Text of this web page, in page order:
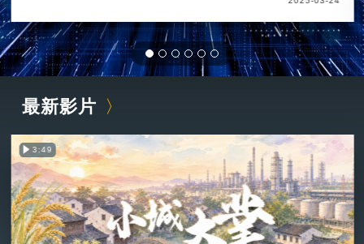
最新影片
3:49